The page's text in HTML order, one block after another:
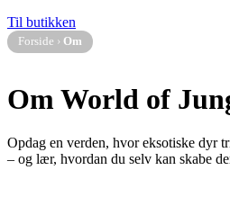
Til butikken
Forside › Om
Om World of
Opdag en verden, hvor eksotiske dyr
– og lær, hvordan du selv kan skabe